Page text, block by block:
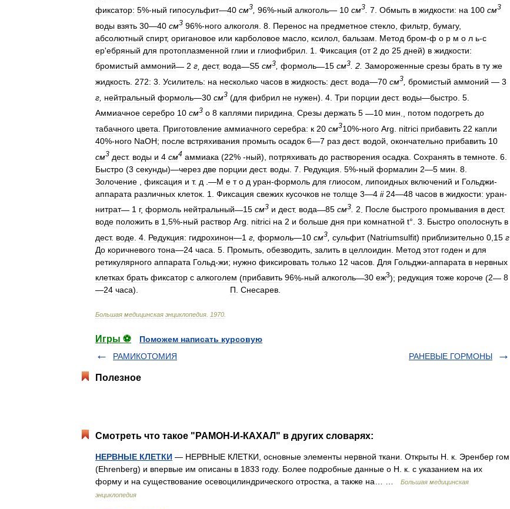
фиксатор: 5%-ный гипосульфит—40 см3 96%-ный алкоголь— 10 см3 7 Обмыть в жидкости: на 100 см3
воды взять 30—40 см3 96%-ного алкоголя 8 Перенос на предметное стекло фильтр бумагу,
абсолютный спирт, оригановое или карболовое масло ксилол бальзам Метод бром-ф о р м о л ь-с
ер'ебряный для протоплазменной глии и глиофибрил 1 Фиксация (от 2 до 25 дней) в жидкости:
бромистый аммоний— 2 г дест. вода—S5 см3, формоль—15 см3. 2. Замороженные срезы брать в ту же
жидкость 272: 3 Усилитель: на несколько часов в жидкость: дест. вода—70 см3 бромистый аммоний — 3
г нейтральный формоль—30 см3 (для фибрил не нужен). 4 Три порции дест. воды—быстро 5
Аммиачное серебро 10 см3 о 8 каплями пиридина Срезы держать 5 —10 мин потом подогреть до
табачного цвета Приготовление аммиачного серебра: к 20 см310%-ного Arg nitrici прибавить 22 капли
40%-ного NaOH; после встряхивания промыть осадок 6—7 раз дест. водой окончательно прибавить 10
см3 дест. воды и 4 см4 аммиака (22% -ный), потряхивать до растворения осадка Сохранять в темноте 6
Быстро (3 секунды)—через две порции дест. воды 7 Редукция 5%-ный формалин 2—5 мин 8
Золочение
фиксация и т. д .—М е т о д уран-формоль для глиосом липоидных включений и Гольджи-
аппарата различных клеток 1 Фиксация свежих кусочков не толще 3—4 ii 24—48 часов в жидкости: уран-
нитрат— 1 г, формоль нейтральный—15 см3 и дест. вода—85 см3 2 После быстрого промывания в дест.
воде положить в 1 5%-ный раствор Arg nitrici на 2 и больше дня при комнатной t°. 3 Быстро ополоснуть в
дест. воде 4 Редукция: гидрохинон—1 г формоль—10 см3 сульфит(Natriumsulfit) приблизительно 0 15 г
До коричневого тона—24 часа 5 Промыть обезводить залить в целлоидин Метод этот годен и для
ретикулярного аппарата Гольд-жи; нужно фиксировать только 12 часов Для Гольджи-аппарата в нервных
клетках брать фиксатор с алкоголем (прибавить 96%-ный алкоголь—30 еж3); редукция тоже короче (2— 8
—24 часа). П. Снесарев.
Большая медицинская энциклопедия. 1970.
Игры ⚽
Поможем написать курсовую
РАМИКОТОМИЯ
РАНЕВЫЕ ГОРМОНЫ
Полезное
Смотреть что такое "РАМОН-И-КАХАЛ" в других словарях:
НЕРВНЫЕ КЛЕТКИ — НЕРВНЫЕ КЛЕТКИ, основные элементы нервной ткани. Открыты Н. к. Эренбер гом
(Ehrenberg) и впервые им описаны в 1833 году. Более подробные данные о Н. к. с указанием на их
форму и на существование осевоцилиндрического отростка, а также на… …
Большая медицинская
энциклопедия